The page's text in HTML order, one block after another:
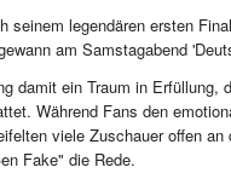
seinem legendären ersten
am Samstagabend
damit ein Traum in
Während Fans den
viele Zuschauer offen
Fake" die Rede.